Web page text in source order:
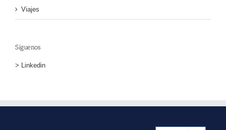
Viajes
Síguenos
> Linkedin